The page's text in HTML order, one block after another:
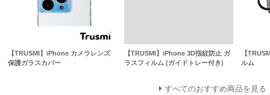
【TRUSMI】iPhone カメラレンズ
保護ガラスカバー
【TRUSMI】iPhone 3D指紋防止 ガ
ラスフィルム (ガイドトレー付き)
【
ルム
すべてのおすすめ商品を見る